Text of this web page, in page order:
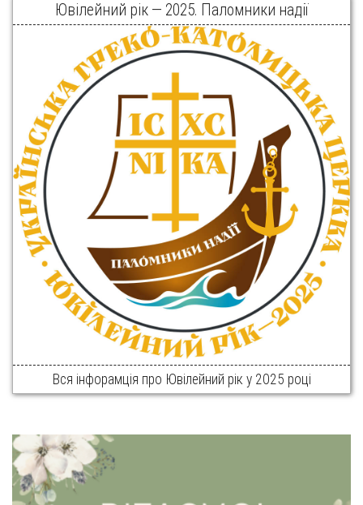
Ювілейний рік — 2025. Паломники надії
Вся інфорамція про Ювілейний рік у 2025 році